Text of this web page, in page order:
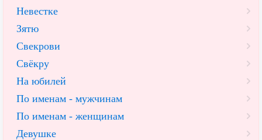
Невестке
Зятю
Свекрови
Свёкру
На юбилей
По именам - мужчинам
По именам - женщинам
Девушке